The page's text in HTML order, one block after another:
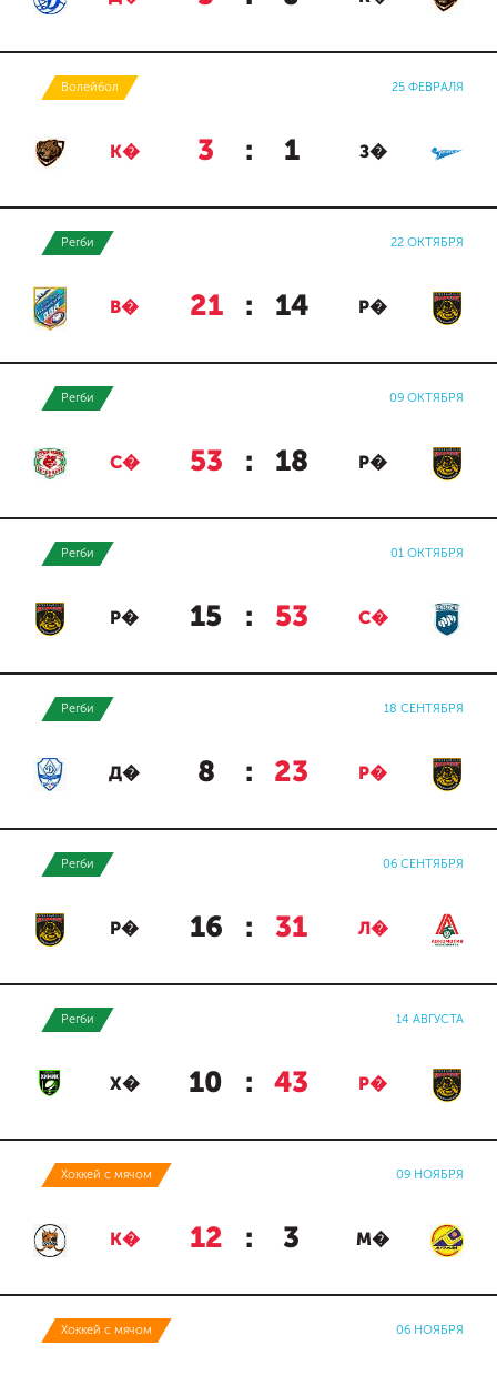
Волейбол 25 ФЕВРАЛЯ
К� 3 : 1 З�
Регби 22 ОКТЯБРЯ
В� 21 : 14 Р�
Регби 09 ОКТЯБРЯ
С� 53 : 18 Р�
Регби 01 ОКТЯБРЯ
Р� 15 : 53 С�
Регби 18 СЕНТЯБРЯ
Д� 8 : 23 Р�
Регби 06 СЕНТЯБРЯ
Р� 16 : 31 Л�
Регби 14 АВГУСТА
Х� 10 : 43 Р�
Хоккей с мячом 09 НОЯБРЯ
К� 12 : 3 М�
Хоккей с мячом 06 НОЯБРЯ